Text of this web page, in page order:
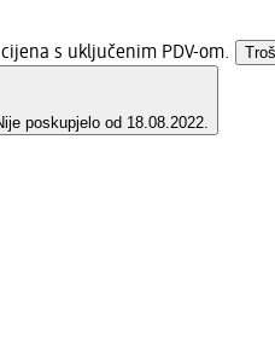
s uključenim PDV-om.
poskupjelo od 18.08.2022.